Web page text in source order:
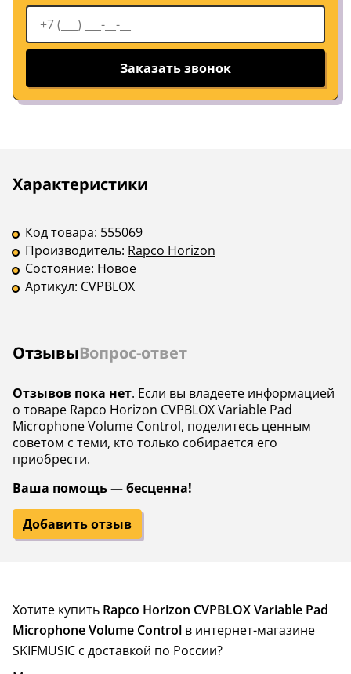
Заказать звонок
Описание
Характеристики
Инструкции
Код товара: 555069
Производитель: Rapco Horizon
Состояние: Новое
Артикул: CVPBLOX
ОтзывыВопрос-ответ
Отзывов пока нет. Если вы владеете информацией
о товаре Rapco Horizon CVPBLOX Variable Pad
Microphone Volume Control, поделитесь ценным
советом с теми, кто только собирается его
приобрести.
Ваша помощь — бесценна!
Добавить отзыв
Хотите купить Rapco Horizon CVPBLOX Variable Pad
Microphone Volume Control в интернет-магазине
SKIFMUSIC с доставкой по России?